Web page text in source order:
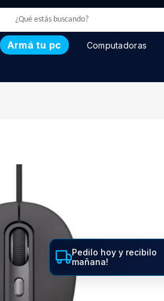
Armá tu pc Computadoras
Pedilo hoy y recibilo
mañana!